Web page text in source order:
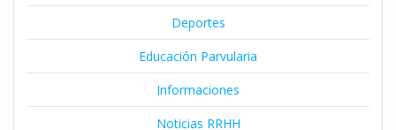
Deportes
Educación Parvularia
Informaciones
Noticias RRHH